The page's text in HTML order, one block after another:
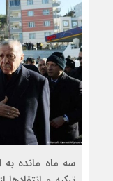
سه ماه مانده به